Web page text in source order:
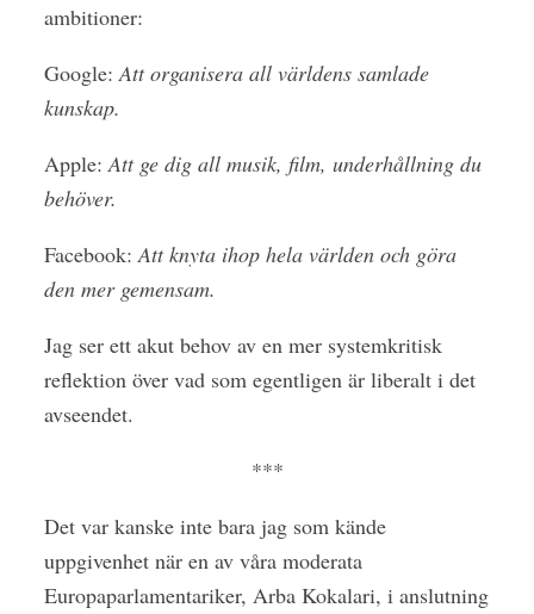
ambitioner:
Google:Att organisera all världens samlade
kunskap.
Apple:Att ge dig all musik, film, underhållning du
behöver.
Facebook:Att knyta ihop hela världen och göra
den mer gemensam.
Jag ser ett akut behov av en mer systemkritisk
reflektion över vad som egentligen är liberalt i det
avseendet.
***
Det var kanske inte bara jag som kände
uppgivenhet när en av våra moderata
Europaparlamentariker, Arba Kokalari, i anslutning